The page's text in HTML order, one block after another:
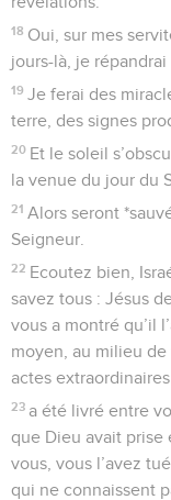
18 Oui, sur mes
jours-là, je
19 Je ferai des
terre, des signes
20 Et le soleil
la venue du jour du
21 Alors seront
Seigneur.
22 Ecoutez bien,
savez tous : Jésus
vous a montré qu’il
moyen, au milieu de
actes
23 a été livré entre
que Dieu avait prise
vous, vous l’avez
qui ne connaissent